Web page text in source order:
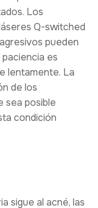
Los
Q-switched
pueden
es
lentamente. La
de los
sea posible
condición
sigue al acné, las